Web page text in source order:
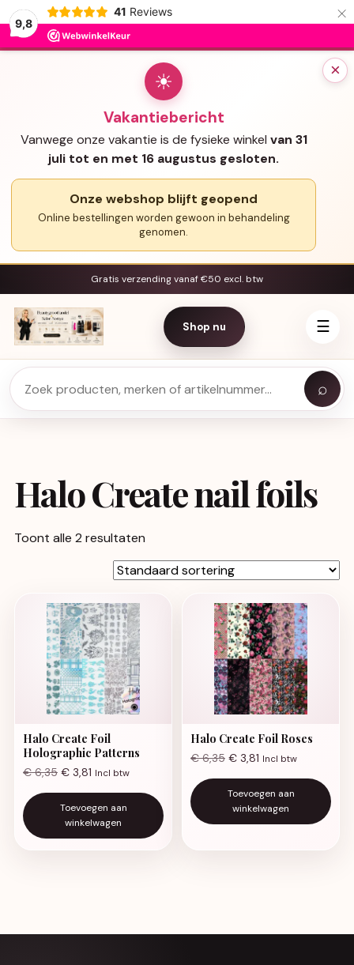
9,8
41 Reviews ×
×
☀
Vakantiebericht
Vanwege onze vakantie is de fysieke winkel van 31
juli tot en met 16 augustus gesloten.
Onze webshop blijft geopend
Online bestellingen worden gewoon in behandeling
genomen.
Gratis verzending vanaf €50 excl. btw
Shop nu ☰
⌕
Halo Create nail foils
Toont alle 2 resultaten
Halo Create Foil
Holographic Patterns
€6,35 € 3,81 Incl btw
Toevoegen aan
winkelwagen
Halo Create Foil Roses
€6,35 € 3,81 Incl btw
Toevoegen aan
winkelwagen